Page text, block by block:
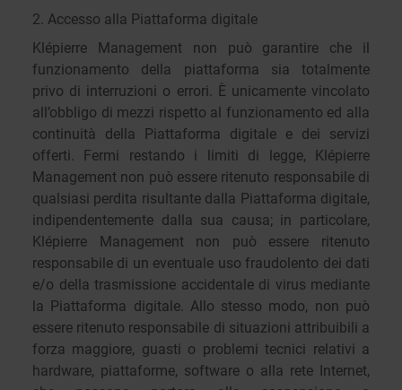
2. Accesso alla Piattaforma digitale
Klépierre Management non può garantire che il
funzionamento della piattaforma sia totalmente
privo di interruzioni o errori. È unicamente vincolato
all’obbligo di mezzi rispetto al funzionamento ed alla
continuità della Piattaforma digitale e dei servizi
offerti. Fermi restando i limiti di legge, Klépierre
Management non può essere ritenuto responsabile di
qualsiasi perdita risultante dalla Piattaforma digitale,
indipendentemente dalla sua causa; in particolare,
Klépierre Management non può essere ritenuto
responsabile di un eventuale uso fraudolento dei dati
e/o della trasmissione accidentale di virus mediante
la Piattaforma digitale. Allo stesso modo, non può
essere ritenuto responsabile di situazioni attribuibili a
forza maggiore, guasti o problemi tecnici relativi a
hardware, piattaforme, software o alla rete Internet,